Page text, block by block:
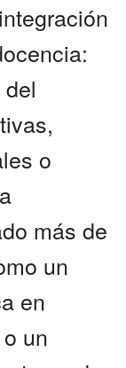
o
más de
un
en
un